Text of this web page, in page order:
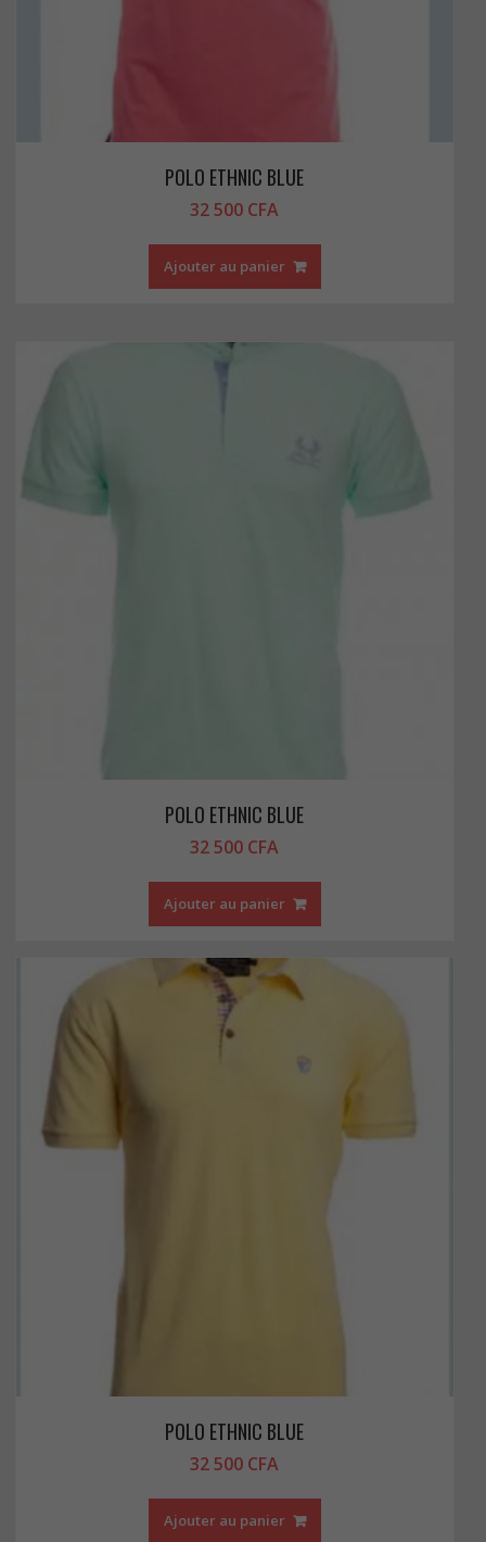
POLO ETHNIC BLUE
32 500 CFA
Ajouter au panier
POLO ETHNIC BLUE
32 500 CFA
Ajouter au panier
POLO ETHNIC BLUE
32 500 CFA
Ajouter au panier